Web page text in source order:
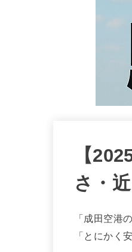
【
さ・
「成田空港
「とにかく